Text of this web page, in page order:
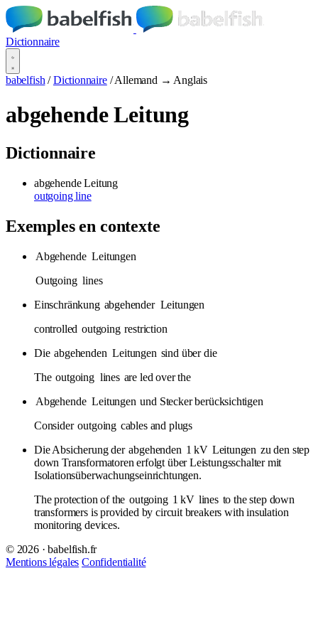
Dictionnaire
babelfish / Dictionnaire / Allemand → Anglais
abgehende Leitung
Dictionnaire
abgehende Leitung
outgoing line
Exemples en contexte
Abgehende Leitungen
Outgoing lines
Einschränkung abgehender Leitungen
controlled outgoing restriction
Die abgehenden Leitungen sind über die
The outgoing lines are led over the
Abgehende Leitungen und Stecker berücksichtigen
Consider outgoing cables and plugs
Die Absicherung der abgehenden 1 kV Leitungen zu den step
down Transformatoren erfolgt über Leistungsschalter mit
Isolationsüberwachungseinrichtungen.
The protection of the outgoing 1 kV lines to the step down
transformers is provided by circuit breakers with insulation
monitoring devices.
© 2026 · babelfish.fr
Mentions légales Confidentialité